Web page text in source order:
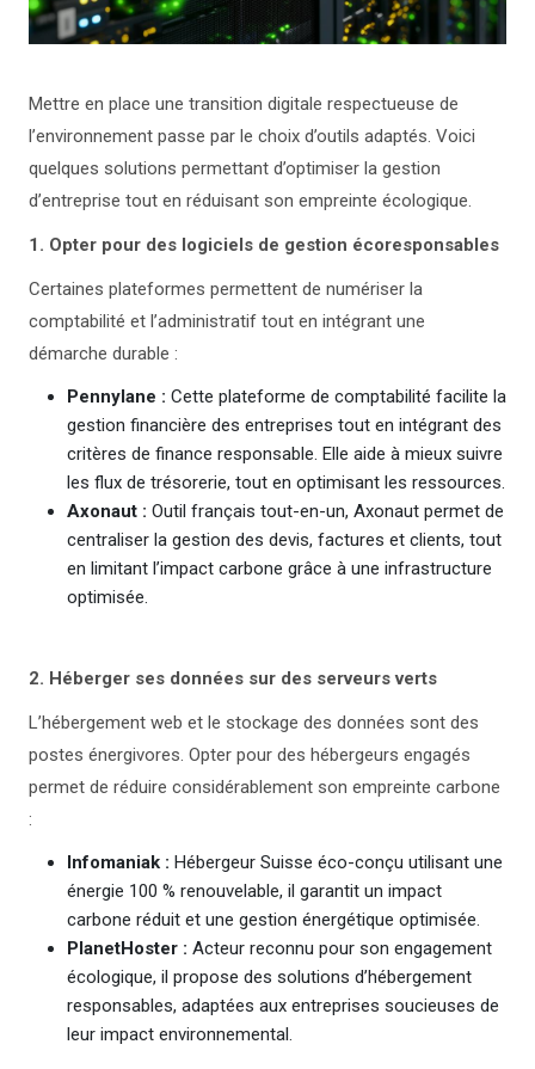
Mettre en place une transition digitale respectueuse de
l’environnement passe par le choix d’outils adaptés. Voici
quelques solutions permettant d’optimiser la gestion
d’entreprise tout en réduisant son empreinte écologique.
1. Opter pour des logiciels de gestion écoresponsables
Certaines plateformes permettent de numériser la
comptabilité et l’administratif tout en intégrant une
démarche durable :
Pennylane : Cette plateforme de comptabilité facilite la
gestion financière des entreprises tout en intégrant des
critères de finance responsable. Elle aide à mieux suivre
les flux de trésorerie, tout en optimisant les ressources.
Axonaut : Outil français tout-en-un, Axonaut permet de
centraliser la gestion des devis, factures et clients, tout
en limitant l’impact carbone grâce à une infrastructure
optimisée.
2. Héberger ses données sur des serveurs verts
L’hébergement web et le stockage des données sont des
postes énergivores. Opter pour des hébergeurs engagés
permet de réduire considérablement son empreinte carbone
:
Infomaniak : Hébergeur Suisse éco-conçu utilisant une
énergie 100 % renouvelable, il garantit un impact
carbone réduit et une gestion énergétique optimisée.
PlanetHoster : Acteur reconnu pour son engagement
écologique, il propose des solutions d’hébergement
responsables, adaptées aux entreprises soucieuses de
leur impact environnemental.